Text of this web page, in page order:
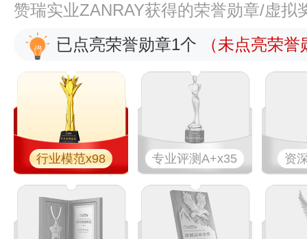
赞瑞实业ZANRAY获得的荣誉勋章/虚拟
已点亮荣誉勋章1个
（未点亮荣
行业模范x98 专业评测A+x35 资